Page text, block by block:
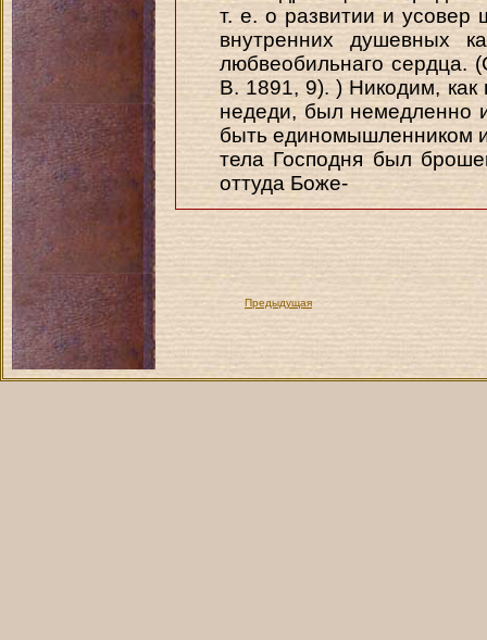
т. е. о развитии и усовер
внутренних душевных
любвеобильнаго сердца.
В. 1891, 9). ) Никодим, как
недеди, был немедленно
быть единомышленником
тела Господня был
оттуда Боже-
Предыдущая